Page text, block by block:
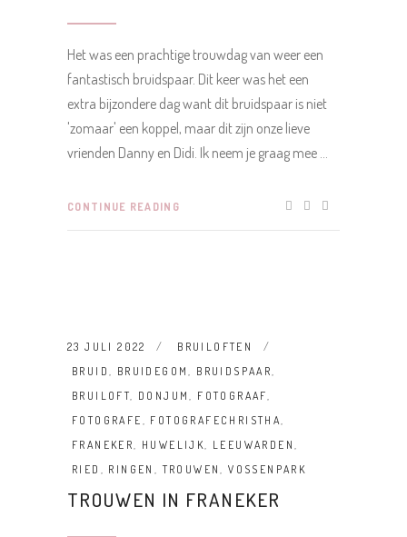
Het was een prachtige trouwdag van weer een
fantastisch bruidspaar. Dit keer was het een
extra bijzondere dag want dit bruidspaar is niet
'zomaar' een koppel, maar dit zijn onze lieve
vrienden Danny en Didi. Ik neem je graag mee
CONTINUE READING
23 JULI 2022
BRUILOFTEN
BRUID , BRUIDEGOM, BRUIDSPAAR,
BRUILOFT, DONJUM, FOTOGRAAF,
FOTOGRAFE , FOTOGRAFECHRISTHA,
FRANEKER, HUWELIJK, LEEUWARDEN,
RIED , RINGEN , TROUWEN,VOSSENPARK
TROUWEN IN FRANEKER